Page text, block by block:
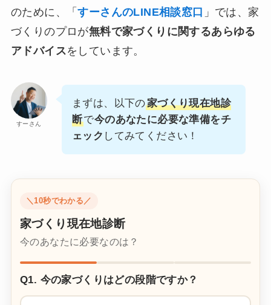
のために、「すーさんのLINE相談窓口 」では、家
づくりのプロが無料で家づくりに関するあらゆる
アドバイスをしています。
すーさん
まずは、以下の家づくり現在地診
断で今のあなたに必要な準備をチ
ェック してみてください！
＼10秒でわかる／
家づくり現在地診断
今のあなたに必要なのは？
Q1. 今の家づくりはどの段階ですか？